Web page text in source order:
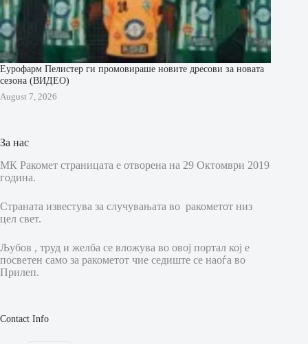
Еурофарм Пелистер ги промовираше новите дресови за новата
сезона (ВИДЕО)
August 7, 2026
За нас
МК Ракомет страницата е отворена на 29 Октомври 2019
година.
Страната известува за случувањата во ракометот низ
цел свет.
Љубов , труд и желба се вложува во овој портал кој е
посветен само за ракометот чие седиште се наоѓа во
Прилеп.
Contact Info